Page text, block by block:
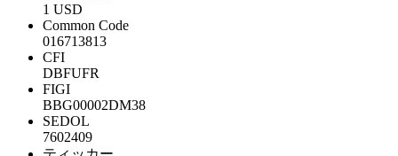
1 USD
Common Code
016713813
CFI
DBFUFR
FIGI
BBG00002DM38
SEDOL
7602409